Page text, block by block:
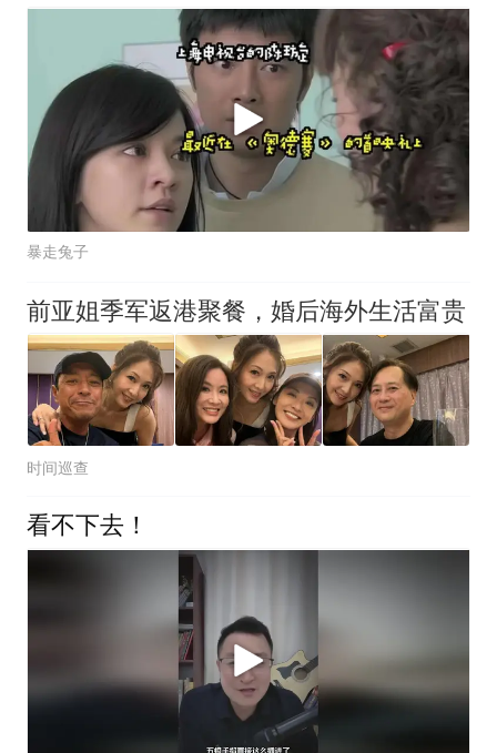
暴走兔子
前亚姐季军返港聚餐，婚后海外生活富贵
时间巡查
看不下去！